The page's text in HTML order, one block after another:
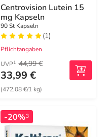
Centrovision Lutein 15
mg Kapseln
90 St Kapseln
(1)
Pflichtangaben
UVP1 44,99 €
33,99 €
(472,08 €/1 kg)
-20%3